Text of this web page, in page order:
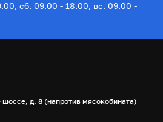
сб. 09.00 - 18.00, вс. 09.00 -
д. 8 (напротив мясокобината)